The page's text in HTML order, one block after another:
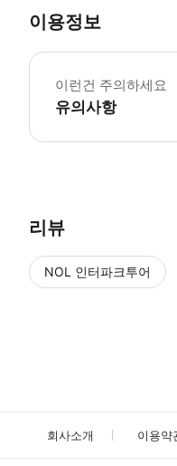
이용정보
이런건 주의하세요
유의사항
리뷰
NOL 인터파크투어
회사소개 이용약